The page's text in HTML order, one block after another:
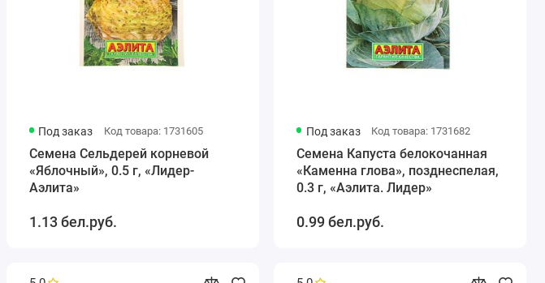
Под заказ Код товара: 1731605
Семена Сельдерей корневой
«Яблочный», 0.5 г, «Лидер-
Аэлита»
1.13 бел.руб.
Под заказ Код товара: 1731682
Семена Капуста белокочанная
«Каменна глова», позднеспелая,
0.3 г, «Аэлита. Лидер»
0.99 бел.руб.